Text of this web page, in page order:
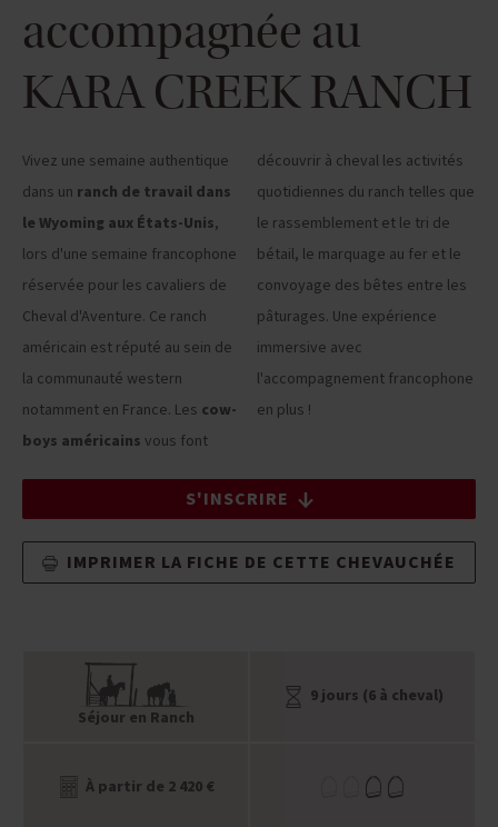
accompagnée au
KARA CREEK RANCH
Vivez une semaine authentique
dans un ranch de travail dans
le Wyoming aux États-Unis,
lors d'une semaine francophone
réservée pour les cavaliers de
Cheval d'Aventure. Ce ranch
américain est réputé au sein de
la communauté western
notamment en France. Les cow-
boys américains vous font
découvrir à cheval les activités
quotidiennes du ranch telles que
le rassemblement et le tri de
bétail, le marquage au fer et le
convoyage des bêtes entre les
pâturages. Une expérience
immersive avec
l'accompagnement francophone
en plus !
S'INSCRIRE
IMPRIMER LA FICHE DE CETTE CHEVAUCHÉE
Séjour en Ranch
9 jours (6 à cheval)
À partir de 2 420 €